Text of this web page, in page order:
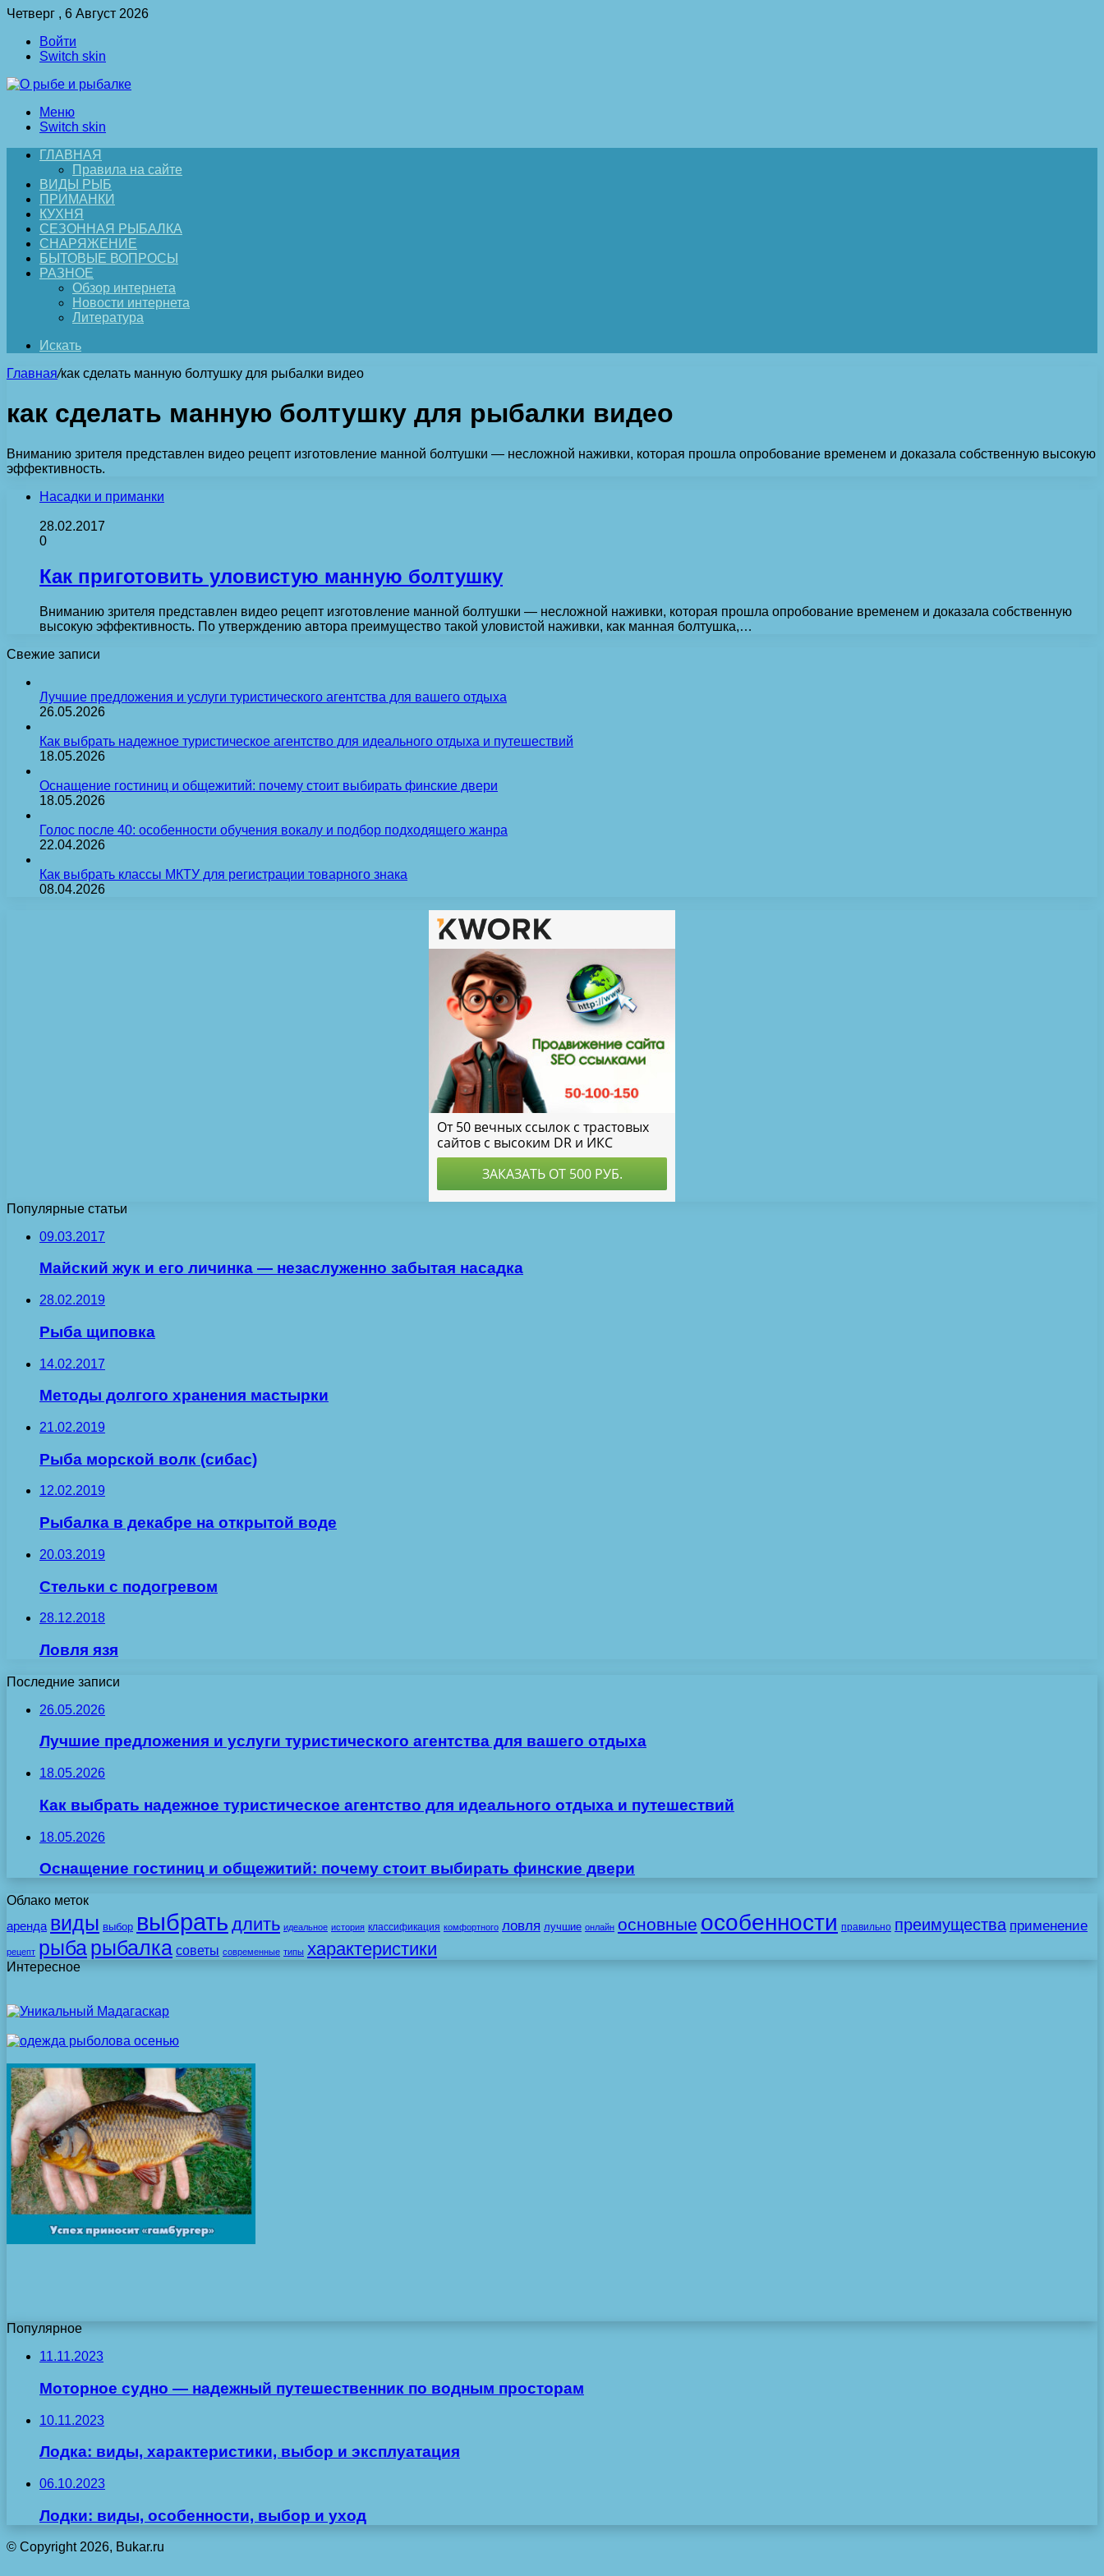
Четверг , 6 Август 2026
Войти
Switch skin
Меню
Switch skin
ГЛАВНАЯ
Правила на сайте
ВИДЫ РЫБ
ПРИМАНКИ
КУХНЯ
СЕЗОННАЯ РЫБАЛКА
СНАРЯЖЕНИЕ
БЫТОВЫЕ ВОПРОСЫ
РАЗНОЕ
Обзор интернета
Новости интернета
Литература
Искать
Главная/как сделать манную болтушку для рыбалки видео
как сделать манную болтушку для рыбалки видео
Вниманию зрителя представлен видео рецепт изготовление манной болтушки — несложной наживки, которая прошла опробование временем и доказала собственную высокую
эффективность.
Насадки и приманки
28.02.2017
0
Как приготовить уловистую манную болтушку
Вниманию зрителя представлен видео рецепт изготовление манной болтушки — несложной наживки, которая прошла опробование временем и доказала собственную
высокую эффективность. По утверждению автора преимущество такой уловистой наживки, как манная болтушка,…
Свежие записи
Лучшие предложения и услуги туристического агентства для вашего отдыха
26.05.2026
Как выбрать надежное туристическое агентство для идеального отдыха и путешествий
18.05.2026
Оснащение гостиниц и общежитий: почему стоит выбирать финские двери
18.05.2026
Голос после 40: особенности обучения вокалу и подбор подходящего жанра
22.04.2026
Как выбрать классы МКТУ для регистрации товарного знака
08.04.2026
Популярные статьи
09.03.2017
Майский жук и его личинка — незаслуженно забытая насадка
28.02.2019
Рыба щиповка
14.02.2017
Методы долгого хранения мастырки
21.02.2019
Рыба морской волк (сибас)
12.02.2019
Рыбалка в декабре на открытой воде
20.03.2019
Стельки с подогревом
28.12.2018
Ловля язя
Последние записи
26.05.2026
Лучшие предложения и услуги туристического агентства для вашего отдыха
18.05.2026
Как выбрать надежное туристическое агентство для идеального отдыха и путешествий
18.05.2026
Оснащение гостиниц и общежитий: почему стоит выбирать финские двери
Облако меток
аренда виды выбор выбрать длить идеальное история классификация комфортного ловля лучшие онлайн основные особенности правильно преимущества применение
рецепт рыбарыбалка советы современные типы характеристики
Интересное
Популярное
11.11.2023
Моторное судно — надежный путешественник по водным просторам
10.11.2023
Лодка: виды, характеристики, выбор и эксплуатация
06.10.2023
Лодки: виды, особенности, выбор и уход
© Copyright 2026, Bukar.ru